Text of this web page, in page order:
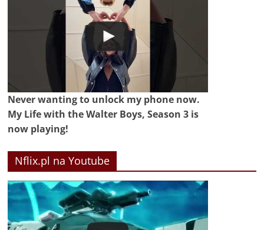
Never wanting to unlock my phone now.
My Life with the Walter Boys, Season 3 is
now playing!
Nflix.pl na Youtube